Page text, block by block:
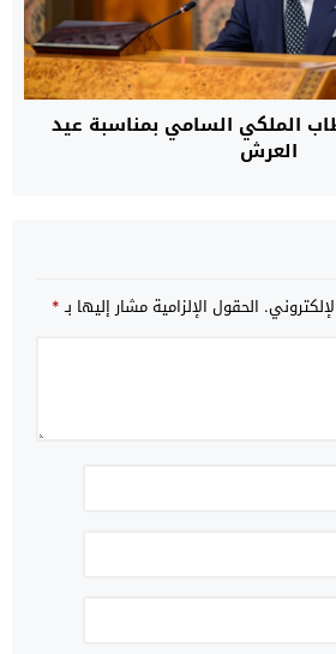
الملكي السامي بمناسبة عيد
العرش
الحقول الإلزامية مشار إليها بـ*